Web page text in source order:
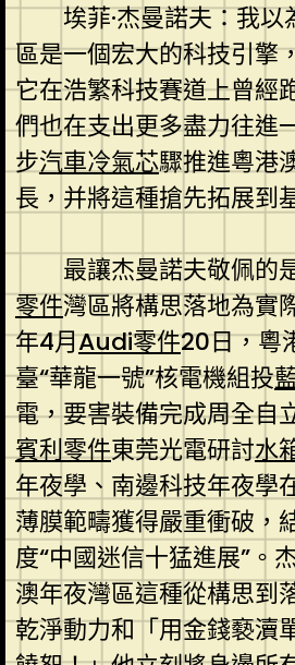
埃菲·杰曼諾夫：我
區是一個宏大的科技引擎
它在浩繁科技賽道上曾經
們也在支出更多盡力往進
步汽車冷氣芯驟推進粵港
長，并將這種搶先拓展到
最讓杰曼諾夫敬佩的
零件灣區將構思落地為實
年4月Audi零件20日，粵
臺“華龍一號”核電機組投
電，要害裝備完成周全自
賓利零件東莞光電研討水
年夜學、南邊科技年夜學
薄膜範疇獲得嚴重衝破，
度“中國迷信十猛進展”。
澳年夜灣區這種從構思到
乾淨動力和「用金錢褻瀆